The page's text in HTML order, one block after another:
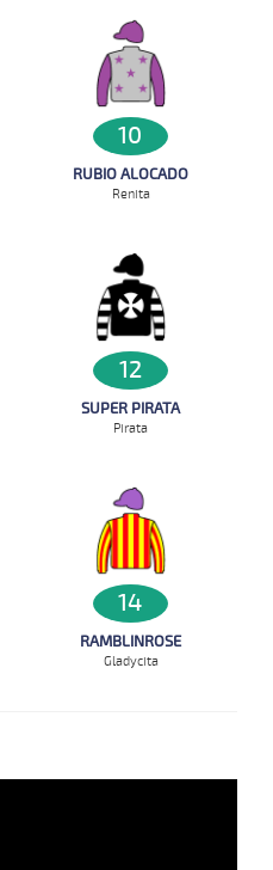
10
RUBIO ALOCADO
Renita
12
SUPER PIRATA
Pirata
14
RAMBLINROSE
Gladycita